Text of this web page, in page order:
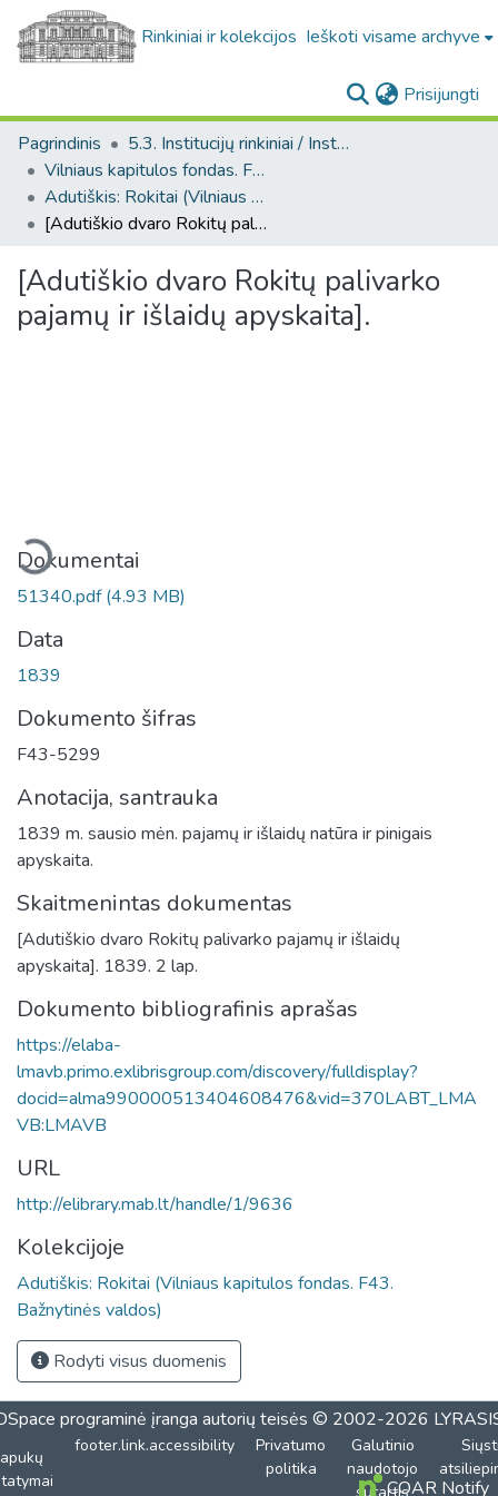
Rinkiniai ir kolekcijos Ieškoti visame archyve
Prisijungti
Pagrindinis
5.3. Institucijų rinkiniai / Institutional collections
Vilniaus kapitulos fondas. F43
Adutiškis: Rokitai (Vilniaus kapitulos fondas. F43. Bažnytinės valdos)
[Adutiškio dvaro Rokitų palivarko pajamų ir išlaidų apyskaita].
[Adutiškio dvaro Rokitų palivarko
pajamų ir išlaidų apyskaita].
Dokumentai
51340.pdf(4.93 MB)
Data
1839
Dokumento šifras
F43-5299
Anotacija, santrauka
1839 m. sausio mėn. pajamų ir išlaidų natūra ir pinigais
apyskaita.
Skaitmenintas dokumentas
[Adutiškio dvaro Rokitų palivarko pajamų ir išlaidų
apyskaita]. 1839. 2 lap.
Dokumento bibliografinis aprašas
https://elaba-
lmavb.primo.exlibrisgroup.com/discovery/fulldisplay?
docid=alma990000513404608476&vid=370LABT_LMA
VB:LMAVB
URL
http://elibrary.mab.lt/handle/1/9636
Kolekcijoje
Adutiškis: Rokitai (Vilniaus kapitulos fondas. F43.
Bažnytinės valdos)
Rodyti visus duomenis
programinė įranga autorių teisės © 2002-2026
footer.link.accessibility
Privatumo
politika
Galutinio
naudotojo
COAR Notify